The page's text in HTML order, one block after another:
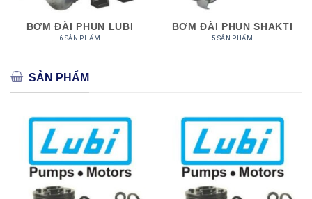
BƠM ĐÀI PHUN LUBI
6 SẢN PHẨM
BƠM ĐÀI PHUN SHAKTI
5 SẢN PHẨM
SẢN PHẨM